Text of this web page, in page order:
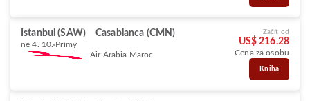
Istanbul (SAW) Casablanca (CMN)
ne 4. 10. Přímý
Air Arabia Maroc
Začít od
US$ 216.28
Cena za osobu
Kniha